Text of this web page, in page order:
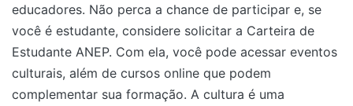
educadores. Não perca a chance de participar e, se
você é estudante, considere solicitar a Carteira de
Estudante ANEP. Com ela, você pode acessar eventos
culturais, além de cursos online que podem
complementar sua formação. A cultura é uma